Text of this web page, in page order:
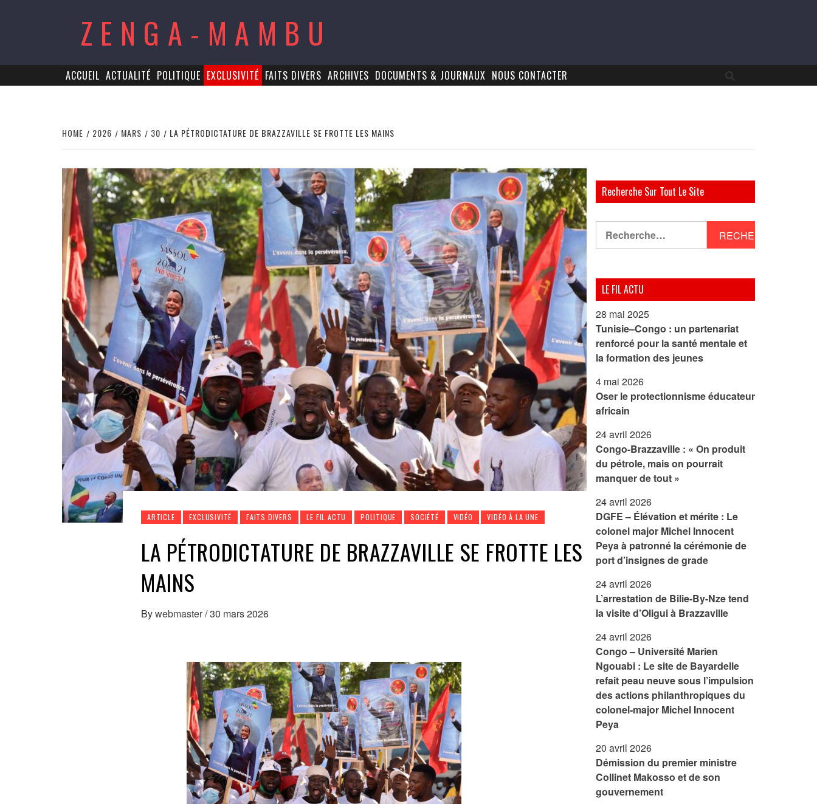
ZENGA-MAMBU
ACCUEIL ACTUALITÉ POLITIQUE EXCLUSIVITÉ FAITS DIVERS ARCHIVES DOCUMENTS & JOURNAUX NOUS CONTACTER
HOME 2026 MARS 30 LA PÉTRODICTATURE DE BRAZZAVILLE SE FROTTE LES MAINS
ARTICLE EXCLUSIVITÉ FAITS DIVERS LE FIL ACTU POLITIQUE SOCIÉTÉ VIDÉO VIDÉO À LA UNE
LA PÉTRODICTATURE DE BRAZZAVILLE SE FROTTE LES
MAINS
Bywebmaster/30 mars 2026
Recherche Sur Tout Le Site
LE FIL ACTU
28 mai 2025
Tunisie–Congo : un partenariat
renforcé pour la santé mentale et
la formation des jeunes
4 mai 2026
Oser le protectionnisme éducateur
africain
24 avril 2026
Congo-Brazzaville : « On produit
du pétrole, mais on pourrait
manquer de tout »
24 avril 2026
DGFE – Élévation et mérite : Le
colonel major Michel Innocent
Peya à patronné la cérémonie de
port d’insignes de grade
24 avril 2026
L’arrestation de Bilie-By-Nze tend
la visite d’Oligui à Brazzaville
24 avril 2026
Congo – Université Marien
Ngouabi : Le site de Bayardelle
refait peau neuve sous l’impulsion
des actions philanthropiques du
colonel-major Michel Innocent
Peya
20 avril 2026
Démission du premier ministre
Collinet Makosso et de son
gouvernement